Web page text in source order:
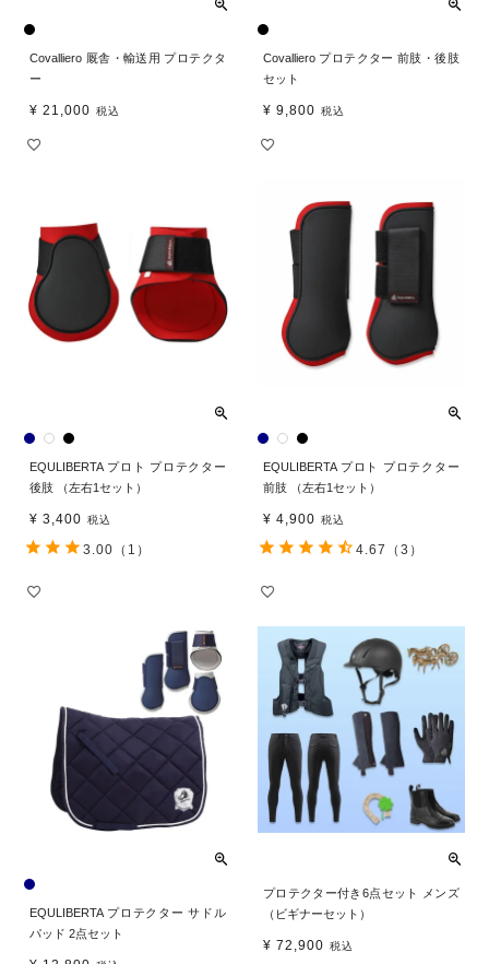
Covalliero 厩舎・輸送用 プロテクタ
ー
¥ 21,000 税込
Covalliero プロテクター 前肢・後肢
セット
¥ 9,800 税込
EQULIBERTA プロト プロテクター
後肢 （左右1セット）
¥ 3,400 税込
3.00 （1）
EQULIBERTA プロト プロテクター
前肢 （左右1セット）
¥ 4,900 税込
4.67 （3）
EQULIBERTA プロテクター サドル
パッド 2点セット
プロテクター付き6点セット メンズ
（ビギナーセット）
¥ 72,900 税込